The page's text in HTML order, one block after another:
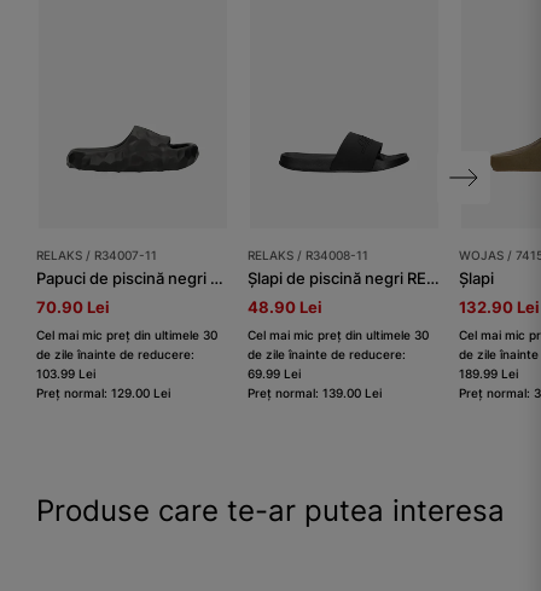
RELAKS / R34007-11
Papuci de piscină negri RELAKS cu textură sculptată și talpă groasă
70.90 Lei
Cel mai mic preț din ultimele 30
de zile înainte de reducere:
103.99 Lei
Preț normal: 129.00 Lei
RELAKS / R34008-11
Șlapi de piscină negri RELAKS cu finisaj mat
48.90 Lei
Cel mai mic preț din ultimele 30
de zile înainte de reducere:
69.99 Lei
Preț normal: 139.00 Lei
WOJAS /
Șlapi
132.90 Lei
Cel mai mic
de zile
189.99 Lei
Preț normal:
Produse care te-ar putea interesa